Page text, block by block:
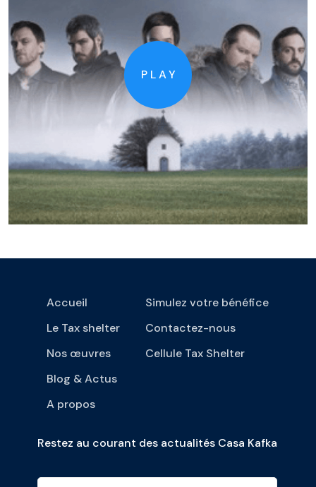
PLAY
Accueil
Le Tax shelter
Nos œuvres
Blog & Actus
A propos
Simulez votre bénéfice
Contactez-nous
Cellule Tax Shelter
Restez au courant des actualités Casa Kafka